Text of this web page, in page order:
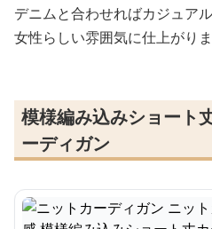
デニムと合わせればカジュア
女性らしい雰囲気に仕上がりま
模様編み込みショート
ーディガン